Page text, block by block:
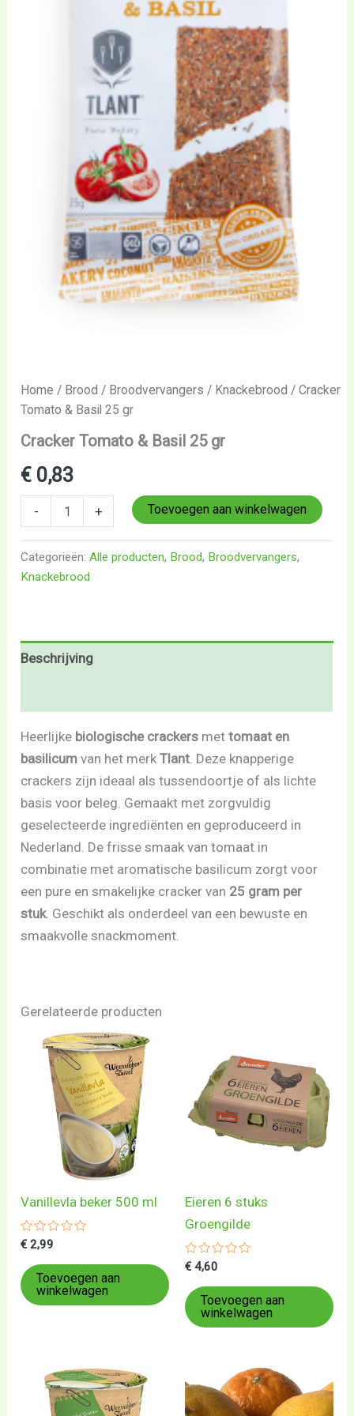
Home / Brood / Broodvervangers / Knackebrood / Cracker
Tomato & Basil 25 gr
Cracker Tomato & Basil 25 gr
€ 0,83
- + Toevoegen aan winkelwagen
Categorieën:Alle producten, Brood, Broodvervangers,
Knackebrood
Beschrijving
Heerlijke biologische crackers mettomaat en
basilicum van het merkTlant . Deze knapperige
crackers zijn ideaal als tussendoortje of als lichte
basis voor beleg. Gemaakt met zorgvuldig
geselecteerde ingrediënten en geproduceerd in
Nederland. De frisse smaak van tomaat in
combinatie met aromatische basilicum zorgt voor
een pure en smakelijke cracker van 25 gram per
stuk. Geschikt als onderdeel van een bewuste en
smaakvolle snackmoment.
Gerelateerde producten
Vanillevla beker 500 ml
Gewaardeerd
uit
5
€ 2,99
Toevoegen aan
winkelwagen
Eieren 6 stuks
Groengilde
Gewaardeerd
uit
5
€ 4,60
Toevoegen aan
winkelwagen